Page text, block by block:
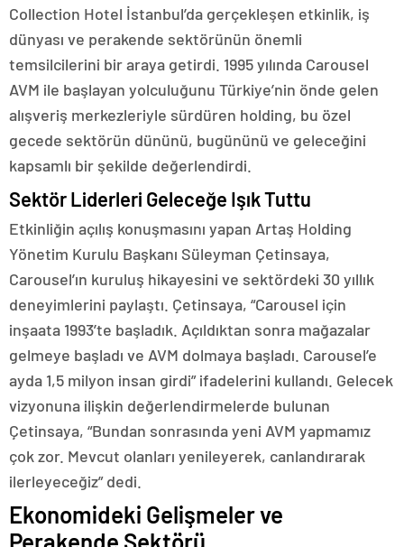
Collection Hotel İstanbul’da gerçekleşen etkinlik, iş
dünyası ve perakende sektörünün önemli
temsilcilerini bir araya getirdi. 1995 yılında Carousel
AVM ile başlayan yolculuğunu Türkiye’nin önde gelen
alışveriş merkezleriyle sürdüren holding, bu özel
gecede sektörün dününü, bugününü ve geleceğini
kapsamlı bir şekilde değerlendirdi.
Sektör Liderleri Geleceğe Işık Tuttu
Etkinliğin açılış konuşmasını yapan Artaş Holding
Yönetim Kurulu Başkanı Süleyman Çetinsaya,
Carousel’ın kuruluş hikayesini ve sektördeki 30 yıllık
deneyimlerini paylaştı. Çetinsaya, “Carousel için
inşaata 1993’te başladık. Açıldıktan sonra mağazalar
gelmeye başladı ve AVM dolmaya başladı. Carousel’e
ayda 1,5 milyon insan girdi” ifadelerini kullandı. Gelecek
vizyonuna ilişkin değerlendirmelerde bulunan
Çetinsaya, “Bundan sonrasında yeni AVM yapmamız
çok zor. Mevcut olanları yenileyerek, canlandırarak
ilerleyeceğiz” dedi.
Ekonomideki Gelişmeler ve
Perakende Sektörü